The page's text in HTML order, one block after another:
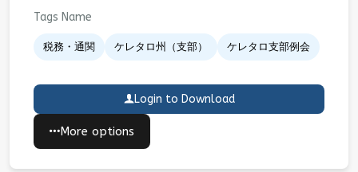
Tags Name
税務・通関 ケレタロ州（支部） ケレタロ支部例会
Login to Download
More options